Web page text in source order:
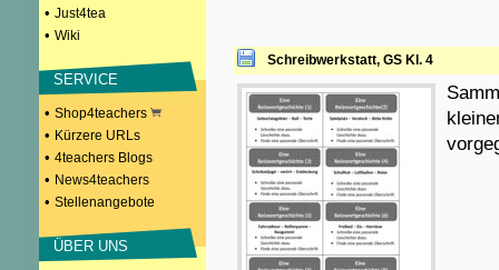
• Just4tea
• Wiki
SERVICE
• Shop4teachers
• Kürzere URLs
• 4teachers Blogs
• News4teachers
• Stellenangebote
ÜBER UNS
Schreibwerkstatt, GS Kl. 4